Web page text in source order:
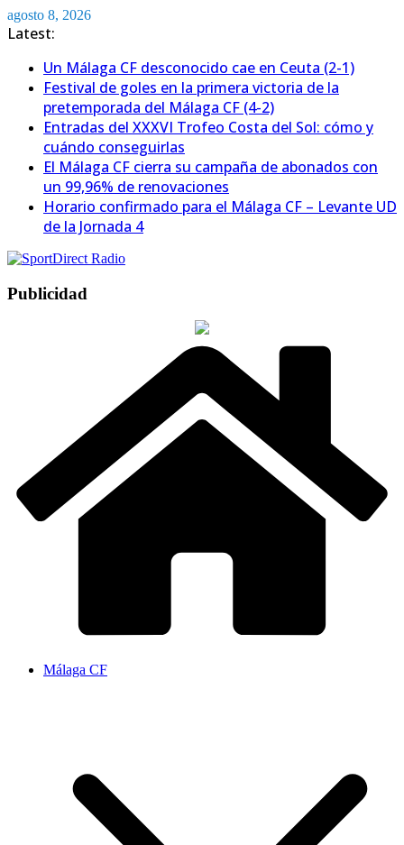
Saltar
al
agosto 8, 2026
Latest:
Un Málaga CF desconocido cae en Ceuta (2-1)
Festival de goles en la primera victoria de la
pretemporada del Málaga CF (4-2)
Entradas del XXXVI Trofeo Costa del Sol: cómo y
cuándo conseguirlas
El Málaga CF cierra su campaña de abonados con
un 99,96% de renovaciones
Horario confirmado para el Málaga CF – Levante UD
de la Jornada 4
Publicidad
Málaga CF